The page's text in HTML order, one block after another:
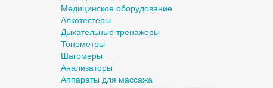
Медицинское оборудование
Алкотестеры
Дыхательные тренажеры
Тонометры
Шагомеры
Анализаторы
Аппараты для массажа